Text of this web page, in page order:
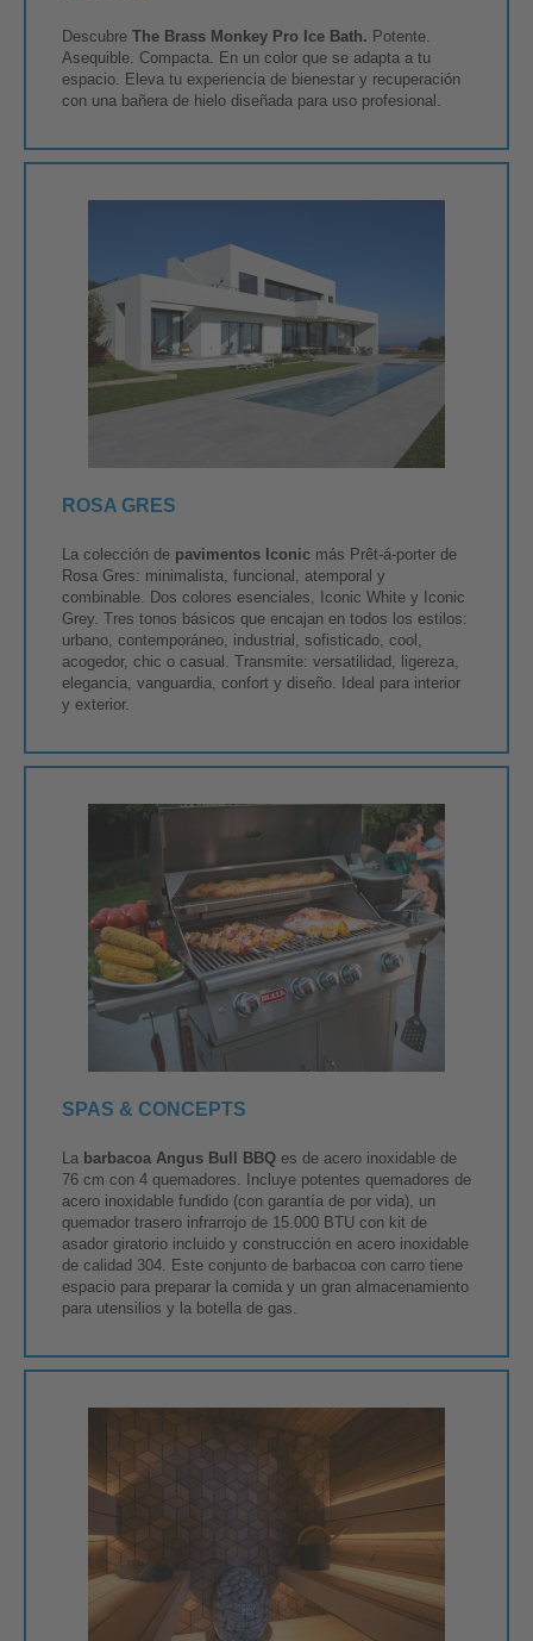
Descubre The Brass Monkey Pro Ice Bath. Potente.
Asequible. Compacta. En un color que se adapta a tu
espacio. Eleva tu experiencia de bienestar y recuperación
con una bañera de hielo diseñada para uso profesional.
ROSA GRES
La colección de pavimentos Iconic más Prêt-á-porter de
Rosa Gres: minimalista, funcional, atemporal y
combinable. Dos colores esenciales, Iconic White y Iconic
Grey. Tres tonos básicos que encajan en todos los estilos:
urbano, contemporáneo, industrial, sofisticado, cool,
acogedor, chic o casual. Transmite: versatilidad, ligereza,
elegancia, vanguardia, confort y diseño. Ideal para interior
y exterior.
SPAS & CONCEPTS
La barbacoa Angus Bull BBQ es de acero inoxidable de
76 cm con 4 quemadores. Incluye potentes quemadores de
acero inoxidable fundido (con garantía de por vida), un
quemador trasero infrarrojo de 15.000 BTU con kit de
asador giratorio incluido y construcción en acero inoxidable
de calidad 304. Este conjunto de barbacoa con carro tiene
espacio para preparar la comida y un gran almacenamiento
para utensilios y la botella de gas.